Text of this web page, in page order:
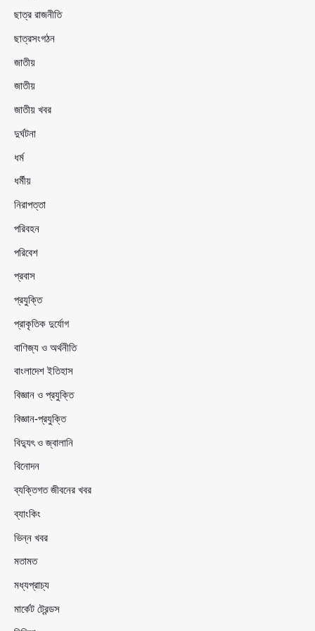
ছাত্র রাজনীতি
ছাত্রসংগঠন
জাতীয়
জাতীয়
জাতীয় খবর
দুর্ঘটনা
ধর্ম
ধর্মীয়
নিরাপত্তা
পরিবহন
পরিবেশ
প্রবাস
প্রযুক্তি
প্রাকৃতিক দুর্যোগ
বাণিজ্য ও অর্থনীতি
বাংলাদেশ ইতিহাস
বিজ্ঞান ও প্রযুক্তি
বিজ্ঞান-প্রযুক্তি
বিদ্যুৎ ও জ্বালানি
বিনোদন
ব্যক্তিগত জীবনের খবর
ব্যাংকিং
ভিন্ন খবর
মতামত
মধ্যপ্রাচ্য
মার্কেট ট্রেন্ডস